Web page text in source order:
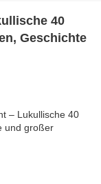
40
Geschichte